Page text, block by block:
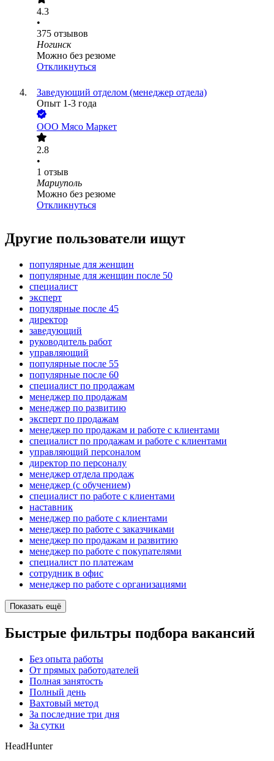
4.3
•
375 отзывов
Ногинск
Можно без резюме
Откликнуться
Заведующий отделом (менеджер отдела)
Опыт 1-3 года
ООО Мясо Маркет
2.8
•
1 отзыв
Мариуполь
Можно без резюме
Откликнуться
Другие пользователи ищут
популярные для женщин
популярные для женщин после 50
специалист
эксперт
популярные после 45
директор
заведующий
руководитель работ
управляющий
популярные после 55
популярные после 60
специалист по продажам
менеджер по продажам
менеджер по развитию
эксперт по продажам
менеджер по продажам и работе с клиентами
специалист по продажам и работе с клиентами
управляющий персоналом
директор по персоналу
менеджер отдела продаж
менеджер (с обучением)
специалист по работе с клиентами
наставник
менеджер по работе с клиентами
менеджер по работе с заказчиками
менеджер по продажам и развитию
менеджер по работе с покупателями
специалист по платежам
сотрудник в офис
менеджер по работе с организациями
Показать ещё
Быстрые фильтры подбора вакансий
Без опыта работы
От прямых работодателей
Полная занятость
Полный день
Вахтовый метод
За последние три дня
За сутки
HeadHunter